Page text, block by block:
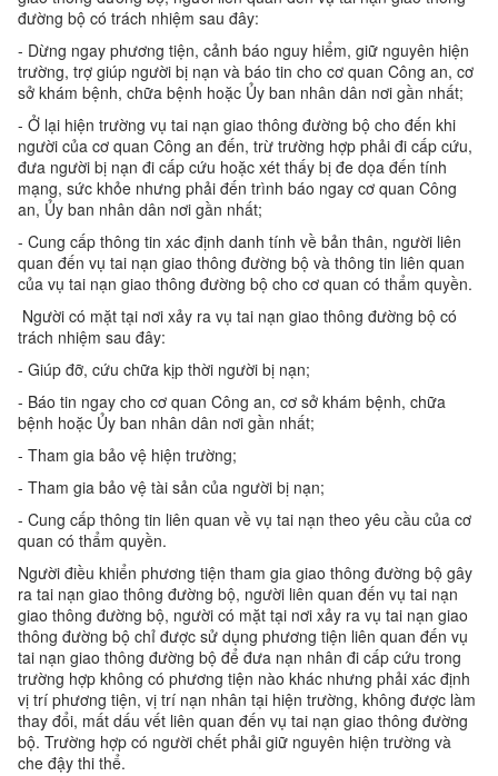
đường bộ có trách nhiệm sau đây:
- Dừng ngay phương tiện, cảnh báo nguy hiểm, giữ nguyên hiện
trường, trợ giúp người bị nạn và báo tin cho cơ quan Công an, cơ
sở khám bệnh, chữa bệnh hoặc Ủy ban nhân dân nơi gần nhất;
- Ở lại hiện trường vụ tai nạn giao thông đường bộ cho đến khi
người của cơ quan Công an đến, trừ trường hợp phải đi cấp cứu,
đưa người bị nạn đi cấp cứu hoặc xét thấy bị đe dọa đến tính
mạng, sức khỏe nhưng phải đến trình báo ngay cơ quan Công
an, Ủy ban nhân dân nơi gần nhất;
- Cung cấp thông tin xác định danh tính về bản thân, người liên
quan đến vụ tai nạn giao thông đường bộ và thông tin liên quan
của vụ tai nạn giao thông đường bộ cho cơ quan có thẩm quyền.
Người có mặt tại nơi xảy ra vụ tai nạn giao thông đường bộ có
trách nhiệm sau đây:
- Giúp đỡ, cứu chữa kịp thời người bị nạn;
- Báo tin ngay cho cơ quan Công an, cơ sở khám bệnh, chữa
bệnh hoặc Ủy ban nhân dân nơi gần nhất;
- Tham gia bảo vệ hiện trường;
- Tham gia bảo vệ tài sản của người bị nạn;
- Cung cấp thông tin liên quan về vụ tai nạn theo yêu cầu của cơ
quan có thẩm quyền.
Người điều khiển phương tiện tham gia giao thông đường bộ gây
ra tai nạn giao thông đường bộ, người liên quan đến vụ tai nạn
giao thông đường bộ, người có mặt tại nơi xảy ra vụ tai nạn giao
thông đường bộ chỉ được sử dụng phương tiện liên quan đến vụ
tai nạn giao thông đường bộ để đưa nạn nhân đi cấp cứu trong
trường hợp không có phương tiện nào khác nhưng phải xác định
vị trí phương tiện, vị trí nạn nhân tại hiện trường, không được làm
thay đổi, mất dấu vết liên quan đến vụ tai nạn giao thông đường
bộ. Trường hợp có người chết phải giữ nguyên hiện trường và
che đậy thi thể.